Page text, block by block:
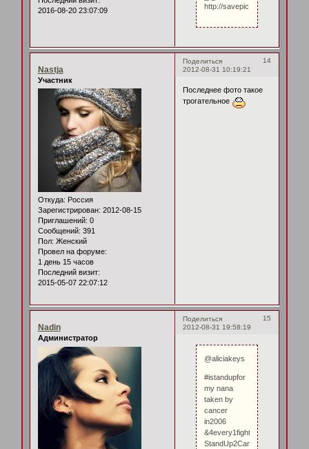
2016-08-20 23:07:09
Поделиться
14
2012-08-31 10:19:21
Nastja
Участник
Откуда: Россия
Зарегистрирован: 2012-08-15
Приглашений: 0
Сообщений: 391
Пол: Женский
Провел на форуме:
1 день 15 часов
Последний визит:
2015-05-07 22:07:12
Последнее фото такое
трогательное
Поделиться
15
2012-08-31 19:58:19
Nadin
Администратор
@aliciakeys
#istandupfor
my nana
taken by
cancer
in2006
&4every1fighting!
StandUp2Cancer